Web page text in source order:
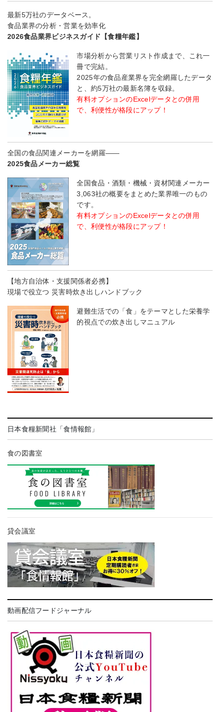
最新5万社のデータベース。
食品業界の分析・営業を効率化
2026食品業界ビジネスガイド【食糧年鑑】
市場分析から営業リスト作成まで、これ一
冊で完結。
2025年の食品産業界を完全網羅したデータ
と、約5万社の最新名簿を収録。
有料オプションのExcelデータとの併用
で、利便性が格段にアップ！
全国の食品関連メーカーを網羅――
2025食品メーカー総覧
全国食品・酒類・機械・資材関連メーカー
3,063社の概要をまとめた業界唯一のもの
です。
有料オプションのExcelデータとの併用
で、利便性が格段にアップ！
【地方自治体・支援関係者必携】
現場で役立つ 災害時炊き出しハンドブック
避難生活での「食」をテーマとした栄養学
的視点での炊き出しマニュアル
日本食糧新聞社「食情報館」
食の図書室
貸会議室
動画配信フードジャーナル